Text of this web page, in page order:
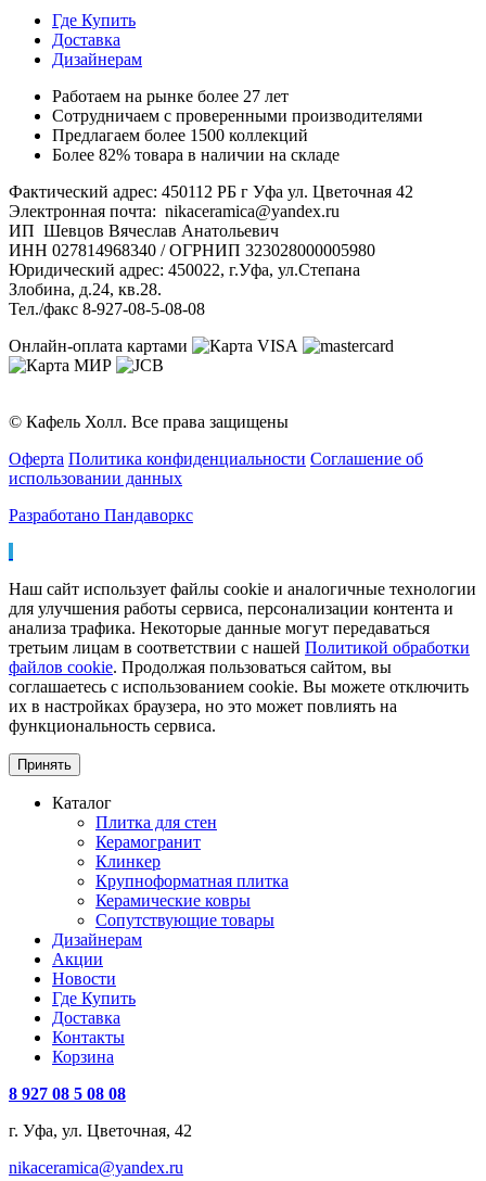
Где Купить
Доставка
Дизайнерам
Работаем на рынке более 27 лет
Сотрудничаем с проверенными производителями
Предлагаем более 1500 коллекций
Более 82% товара в наличии на складе
Фактический адрес: 450112 РБ г Уфа ул. Цветочная 42
Электронная почта: nikaceramica@yandex.ru
ИП Шевцов Вячеслав Анатольевич
ИНН 027814968340 / ОГРНИП 323028000005980
Юридический адрес: 450022, г.Уфа, ул.Степана
Злобина, д.24, кв.28.
Тел./факс 8-927-08-5-08-08
Онлайн-оплата картами
© Кафель Холл. Все права защищены
Оферта Политика конфиденциальности Соглашение об
использовании данных
Разработано Пандаворкс
Наш сайт использует файлы cookie и аналогичные технологии
для улучшения работы сервиса, персонализации контента и
анализа трафика. Некоторые данные могут передаваться
третьим лицам в соответствии с нашей Политикой обработки
файлов cookie. Продолжая пользоваться сайтом, вы
соглашаетесь с использованием cookie. Вы можете отключить
их в настройках браузера, но это может повлиять на
функциональность сервиса.
Принять
Каталог
Плитка для стен
Керамогранит
Клинкер
Крупноформатная плитка
Керамические ковры
Сопутствующие товары
Дизайнерам
Акции
Новости
Где Купить
Доставка
Контакты
Корзина
8 927 08 5 08 08
г. Уфа, ул. Цветочная, 42
nikaceramica@yandex.ru